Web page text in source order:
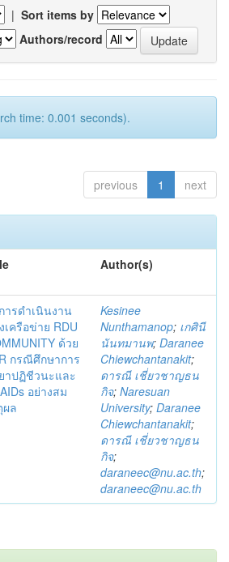
| Sort items by
Authors/record
time: 0.001 seconds).
previous 1 next
Author(s)
ารดำเนินงาน
เครือข่าย RDU
ด้วย
กรณีศึกษาการ
าปฏิชีวนะและ
อย่างสม
ผล
Kesinee
Nunthamanop; เกศินี
นันทมานพ; Daranee
Chiewchantanakit;
ดารณี เชี่ยวชาญธน
กิจ; Naresuan
University; Daranee
Chiewchantanakit;
ดารณี เชี่ยวชาญธน
กิจ;
daraneec@nu.ac.th;
daraneec@nu.ac.th